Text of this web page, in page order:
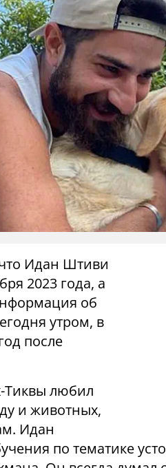
Идан Штиви
2023 года, а
об
утром, в
после
Тиквы любил
и животных,
Идан
по тематике